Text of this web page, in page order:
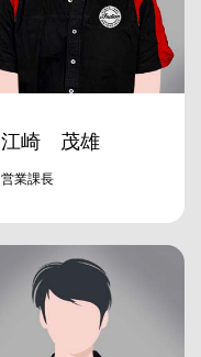
江崎 茂雄
営業課長